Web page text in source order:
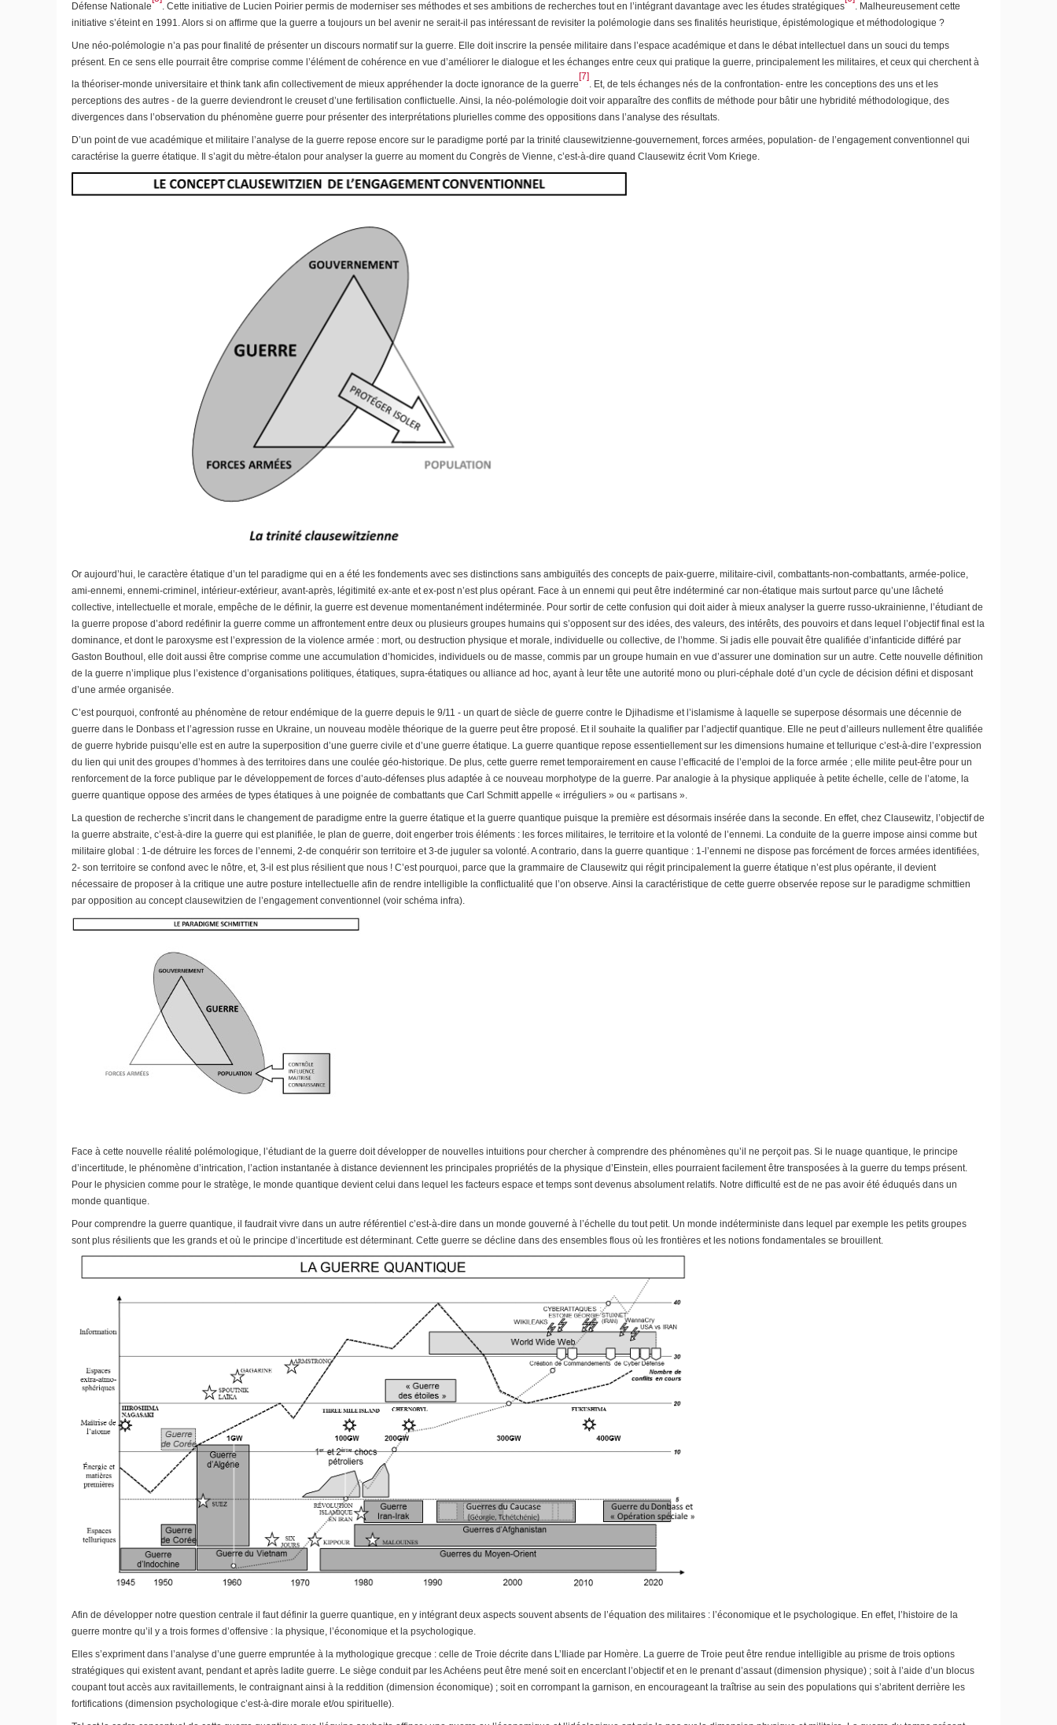
Défense Nationale
. Cette initiative de Lucien Poirier permis de moderniser ses méthodes et ses ambitions de recherches tout en l’intégrant davantage avec les études stratégiques
. Malheureusement cette
initiative s’éteint en 1991. Alors si on affirme que la guerre a toujours un bel avenir ne serait-il pas intéressant de revisiter la polémologie dans ses finalités heuristique, épistémologique et méthodologique ?
Une néo-polémologie n’a pas pour finalité de présenter un discours normatif sur la guerre. Elle doit inscrire la pensée militaire dans l’espace académique et dans le débat intellectuel dans un souci du temps
présent. En ce sens elle pourrait être comprise comme l’élément de cohérence en vue d’améliorer le dialogue et les échanges entre ceux qui pratique la guerre, principalement les militaires, et ceux qui cherchent à
la théoriser-monde universitaire et think tank afin collectivement de mieux appréhender la docte ignorance de la guerre
[7]
. Et, de tels échanges nés de la confrontation- entre les conceptions des uns et les
perceptions des autres - de la guerre deviendront le creuset d’une fertilisation conflictuelle. Ainsi, la néo-polémologie doit voir apparaître des conflits de méthode pour bâtir une hybridité méthodologique, des
divergences dans l’observation du phénomène guerre pour présenter des interprétations plurielles comme des oppositions dans l’analyse des résultats.
D’un point de vue académique et militaire l’analyse de la guerre repose encore sur le paradigme porté par la trinité clausewitzienne-gouvernement, forces armées, population- de l’engagement conventionnel qui
caractérise la guerre étatique. Il s’agit du mètre-étalon pour analyser la guerre au moment du Congrès de Vienne, c’est-à-dire quand Clausewitz écritVom Kriege.
Or aujourd’hui, le caractère étatique d’un tel paradigme qui en a été les fondements avec ses distinctions sans ambiguïtés des concepts de paix-guerre, militaire-civil, combattants-non-combattants, armée-police,
ami-ennemi, ennemi-criminel, intérieur-extérieur, avant-après, légitimité ex-ante et ex-post n’est plus opérant. Face à un ennemi qui peut être indéterminé car non-étatique mais surtout parce qu’une lâcheté
collective, intellectuelle et morale, empêche de le définir, la guerre est devenue momentanément indéterminée. Pour sortir de cette confusion qui doit aider à mieux analyser la guerre russo-ukrainienne, l’étudiant de
la guerre propose d’abord redéfinir la guerre comme un affrontement entre deux ou plusieurs groupes humains qui s’opposent sur des idées, des valeurs, des intérêts, des pouvoirs et dans lequel l’objectif final est la
dominance, et dont le paroxysme est l’expression de la violence armée : mort, ou destruction physique et morale, individuelle ou collective, de l’homme. Si jadis elle pouvait être qualifiée d’infanticide différé par
Gaston Bouthoul, elle doit aussi être comprise comme une accumulation d’homicides, individuels ou de masse, commis par un groupe humain en vue d’assurer une domination sur un autre. Cette nouvelle définition
de la guerre n’implique plus l’existence d’organisations politiques, étatiques, supra-étatiques ou alliance ad hoc, ayant à leur tête une autorité mono ou pluri-céphale doté d’un cycle de décision défini et disposant
d’une armée organisée.
C’est pourquoi, confronté au phénomène de retour endémique de la guerre depuis le 9/11 - un quart de siècle de guerre contre le Djihadisme et l’islamisme à laquelle se superpose désormais une décennie de
guerre dans le Donbass et l’agression russe en Ukraine, un nouveau modèle théorique de la guerre peut être proposé. Et il souhaite la qualifier par l’adjectif quantique. Elle ne peut d’ailleurs nullement être qualifiée
de guerre hybride puisqu’elle est en autre la superposition d’une guerre civile et d’une guerre étatique. La guerre quantique repose essentiellement sur les dimensions humaine et tellurique c’est-à-dire l’expression
du lien qui unit des groupes d’hommes à des territoires dans une coulée géo-historique. De plus, cette guerre remet temporairement en cause l’efficacité de l’emploi de la force armée ; elle milite peut-être pour un
renforcement de la force publique par le développement de forces d’auto-défenses plus adaptée à ce nouveau morphotype de la guerre. Par analogie à la physique appliquée à petite échelle, celle de l’atome, la
guerre quantique oppose des armées de types étatiques à une poignée de combattants que Carl Schmitt appelle « irréguliers » ou « partisans ».
La question de recherche s’incrit dans le changement de paradigme entre la guerre étatique et la guerre quantique puisque la première est désormais insérée dans la seconde. En effet, chez Clausewitz, l’objectif de
la guerre abstraite, c’est-à-dire la guerre qui est planifiée, le plan de guerre, doit engerber trois éléments : les forces militaires, le territoire et la volonté de l’ennemi. La conduite de la guerre impose ainsi comme but
militaire global : 1-de détruire les forces de l’ennemi, 2-de conquérir son territoire et 3-de juguler sa volonté. A contrario, dans la guerre quantique : 1-l’ennemi ne dispose pas forcément de forces armées identifiées,
2- son territoire se confond avec le nôtre, et, 3-il est plus résilient que nous ! C’est pourquoi, parce que la grammaire de Clausewitz qui régit principalement la guerre étatique n’est plus opérante, il devient
nécessaire de proposer à la critique une autre posture intellectuelle afin de rendre intelligible la conflictualité que l’on observe. Ainsi la caractéristique de cette guerre observée repose sur le paradigme schmittien
par opposition au concept clausewitzien de l’engagement conventionnel (voir schéma infra).
Face à cette nouvelle réalité polémologique, l’étudiant de la guerre doit développer de nouvelles intuitions pour chercher à comprendre des phénomènes qu’il ne perçoit pas. Si le nuage quantique, le principe
d’incertitude, le phénomène d’intrication, l’action instantanée à distance deviennent les principales propriétés de la physique d’Einstein, elles pourraient facilement être transposées à la guerre du temps présent.
Pour le physicien comme pour le stratège, le monde quantique devient celui dans lequel les facteurs espace et temps sont devenus absolument relatifs. Notre difficulté est de ne pas avoir été éduqués dans un
monde quantique.
Pour comprendre la guerre quantique, il faudrait vivre dans un autre référentiel c’est-à-dire dans un monde gouverné à l’échelle du tout petit. Un monde indéterministe dans lequel par exemple les petits groupes
sont plus résilients que les grands et où le principe d’incertitude est déterminant. Cette guerre se décline dans des ensembles flous où les frontières et les notions fondamentales se brouillent.
Afin de développer notre question centrale il faut définir la guerre quantique, en y intégrant deux aspects souvent absents de l’équation des militaires : l’économique et le psychologique. En effet, l’histoire de la
guerre montre qu’il y a trois formes d’offensive : la physique, l’économique et la psychologique.
Elles s’expriment dans l’analyse d’une guerre empruntée à la mythologique grecque : celle de Troie décrite dans L’Iliade par Homère. La guerre de Troie peut être rendue intelligible au prisme de trois options
stratégiques qui existent avant, pendant et après ladite guerre. Le siège conduit par les Achéens peut être mené soit en encerclant l’objectif et en le prenant d’assaut (dimension physique) ; soit à l’aide d’un blocus
coupant tout accès aux ravitaillements, le contraignant ainsi à la reddition (dimension économique) ; soit en corrompant la garnison, en encourageant la traîtrise au sein des populations qui s’abritent derrière les
fortifications (dimension psychologique c’est-à-dire morale et/ou spirituelle).